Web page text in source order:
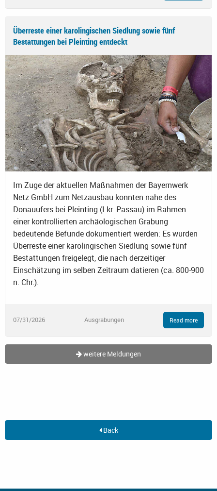
Überreste einer karolingischen Siedlung sowie fünf
Bestattungen bei Pleinting entdeckt
Im Zuge der aktuellen Maßnahmen der Bayernwerk
Netz GmbH zum Netzausbau konnten nahe des
Donauufers bei Pleinting (Lkr. Passau) im Rahmen
einer kontrollierten archäologischen Grabung
bedeutende Befunde dokumentiert werden: Es wurden
Überreste einer karolingischen Siedlung sowie fünf
Bestattungen freigelegt, die nach derzeitiger
Einschätzung im selben Zeitraum datieren (ca. 800-900
n. Chr.).
07/31/2026 Ausgrabungen Read more
weitere Meldungen
Back